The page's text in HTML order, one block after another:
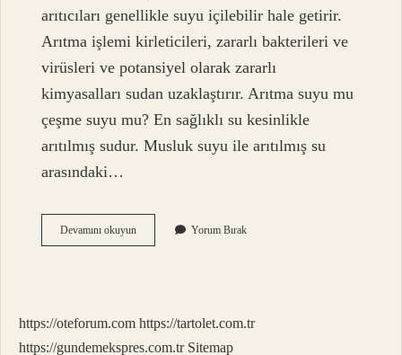
arıtıcıları genellikle suyu içilebilir hale getirir.
Arıtma işlemi kirleticileri, zararlı bakterileri ve
virüsleri ve potansiyel olarak zararlı
kimyasalları sudan uzaklaştırır. Arıtma suyu mu
çeşme suyu mu? En sağlıklı su kesinlikle
arıtılmış sudur. Musluk suyu ile arıtılmış su
arasındaki…
Devamını okuyunArıtma
Suyu
Yorum Bırak
https://oteforum.com https://tartolet.com.tr
https://gundemekspres.com.tr Sitemap